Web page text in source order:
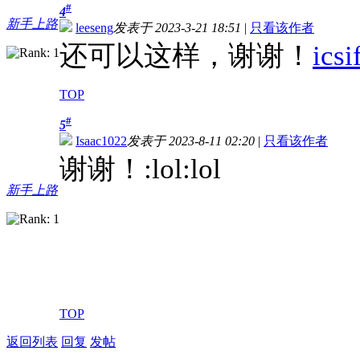
新手上路
4#
leeseng发表于 2023-3-21 18:51 | 只看该作者
还可以这样，谢谢！
TOP
新手上路
5#
Isaac1022发表于 2023-8-11 02:20 | 只看该作者
谢谢！:lol:lol
TOP
返回列表 回复 发帖